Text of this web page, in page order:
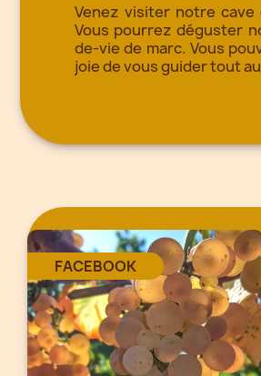
Venez visiter notre
Vous pourrez déguster
de-vie de marc. Vous
joie de vous guider tout
FACEBOOK